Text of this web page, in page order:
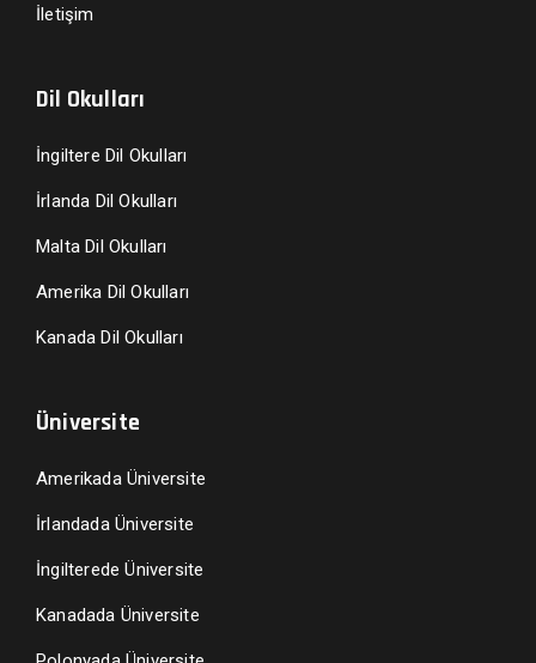
İletişim
Dil Okulları
İngiltere Dil Okulları
İrlanda Dil Okulları
Malta Dil Okulları
Amerika Dil Okulları
Kanada Dil Okulları
Üniversite
Amerikada Üniversite
İrlandada Üniversite
İngilterede Üniversite
Kanadada Üniversite